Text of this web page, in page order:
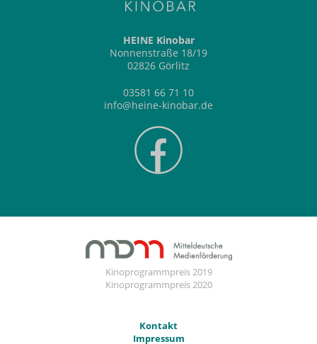
HEINE Kinobar
Nonnenstraße 18/19
02826 Görlitz
03581 66 71 10
info@heine-kinobar.de
Kinoprogrammpreis 2019
Kinoprogrammpreis 2020
Kontakt
Impressum